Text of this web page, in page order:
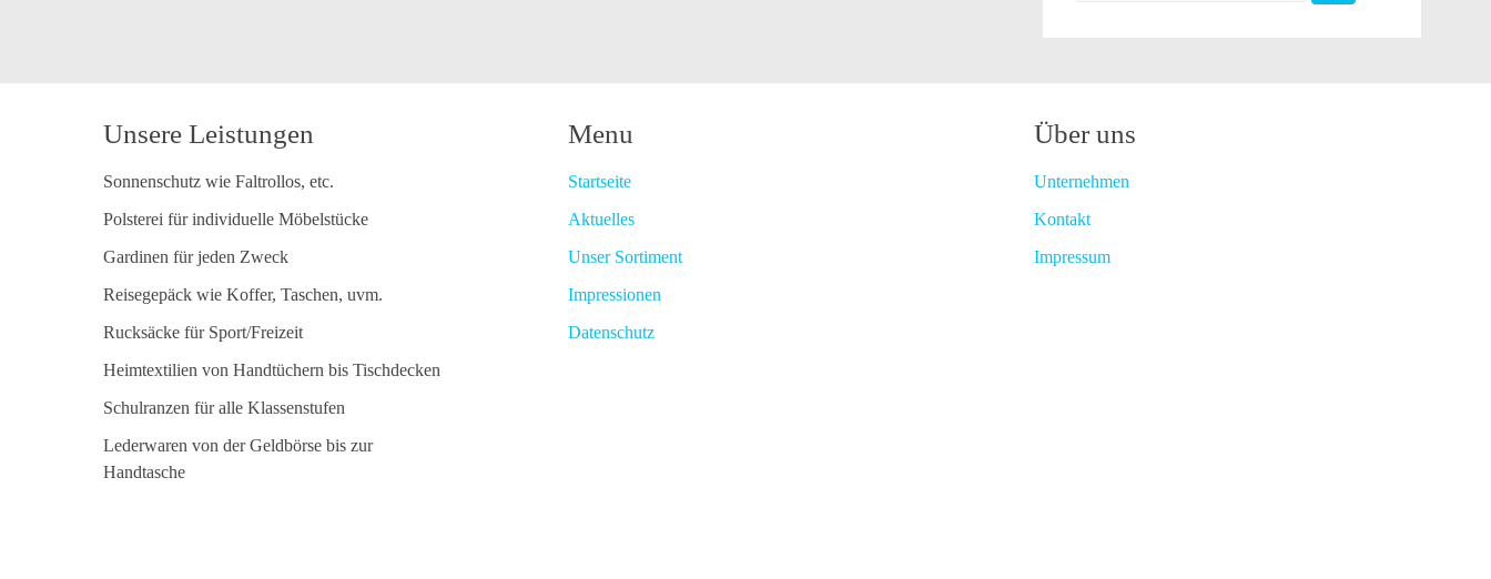
Unsere Leistungen
Sonnenschutz wie Faltrollos, etc.
Polsterei für individuelle Möbelstücke
Gardinen für jeden Zweck
Reisegepäck wie Koffer, Taschen, uvm.
Rucksäcke für Sport/Freizeit
Heimtextilien von Handtüchern bis Tischdecken
Schulranzen für alle Klassenstufen
Lederwaren von der Geldbörse bis zur
Handtasche
Menu
Startseite
Aktuelles
Unser Sortiment
Impressionen
Datenschutz
Über uns
Unternehmen
Kontakt
Impressum